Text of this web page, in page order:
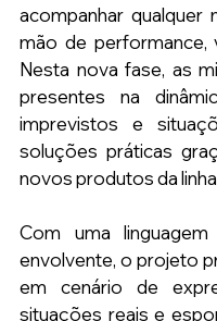
acompanhar
mão de performance,
Nesta nova fase, as
presentes na
imprevistos e
soluções práticas
novos produtos da
Com uma
envolvente, o projeto
em cenário de
situações reais e